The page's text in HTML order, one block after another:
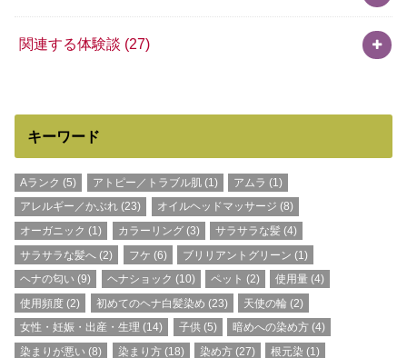
関連する体験談 (27)
キーワード
Aランク (5) アトピー／トラブル肌(1) アムラ (1)
アレルギー／かぶれ (23) オイルヘッドマッサージ (8)
オーガニック (1) カラーリング(3) サラサラな髪(4)
サラサラな髪へ (2) フケ (6) ブリリアントグリーン (1)
ヘナの匂い (9) ヘナショック (10) ペット (2) 使用量 (4)
使用頻度 (2) 初めてのヘナ白髪染め (23) 天使の輪 (2)
女性・妊娠・出産・生理 (14) 子供(5) 暗めへの染め方(4)
染まりが悪い (8) 染まり方(18) 染め方(27) 根元染 (1)